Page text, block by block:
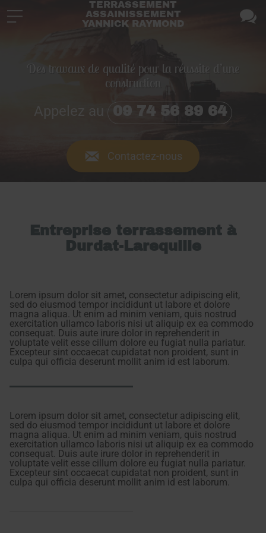
Des travaux de qualité pour la réussite d’une
construction
Appelez au
09 74 56 89 64
Contactez-nous
Entreprise terrassement à
Durdat-Larequille
Lorem ipsum dolor sit amet, consectetur adipiscing elit,
sed do eiusmod tempor incididunt ut labore et dolore
magna aliqua. Ut enim ad minim veniam, quis nostrud
exercitation ullamco laboris nisi ut aliquip ex ea commodo
consequat. Duis aute irure dolor in reprehenderit in
voluptate velit esse cillum dolore eu fugiat nulla pariatur.
Excepteur sint occaecat cupidatat non proident, sunt in
culpa qui officia deserunt mollit anim id est laborum.
Lorem ipsum dolor sit amet, consectetur adipiscing elit,
sed do eiusmod tempor incididunt ut labore et dolore
magna aliqua. Ut enim ad minim veniam, quis nostrud
exercitation ullamco laboris nisi ut aliquip ex ea commodo
consequat. Duis aute irure dolor in reprehenderit in
voluptate velit esse cillum dolore eu fugiat nulla pariatur.
Excepteur sint occaecat cupidatat non proident, sunt in
culpa qui officia deserunt mollit anim id est laborum.
TERRASSEMENT
ASSAINISSEMENT
YANNICK RAYMOND